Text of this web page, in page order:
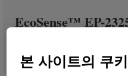
EcoSense™ EP-
본 사이트의 쿠